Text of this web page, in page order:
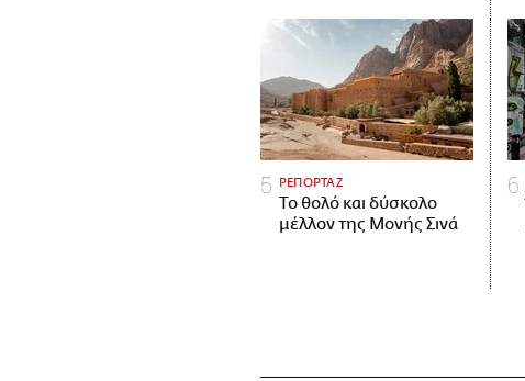
ΡΕΠΟΡΤΑΖ
Το θολό και δύσκολο
μέλλον της Μονής Σινά